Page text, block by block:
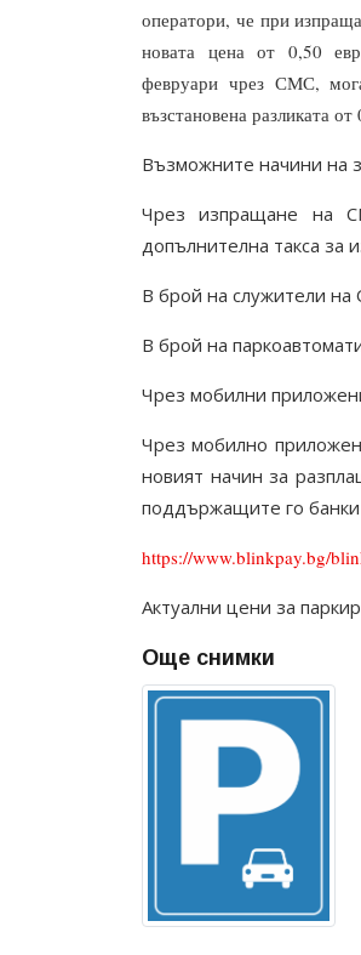
оператори, че при
новата цена от 0,50
февруари чрез СМС,
възстановена разликата
Възможните начини на
Чрез изпращане на
допълнителна такса за
В брой на служители на
В брой на
Чрез мобилни
Чрез мобилно
новият начин за
поддържащите го
https://www.blinkpay.bg/
Актуални цени за
Още снимки